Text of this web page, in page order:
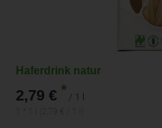
Haferdrink natur
2,79 € * / 1 l